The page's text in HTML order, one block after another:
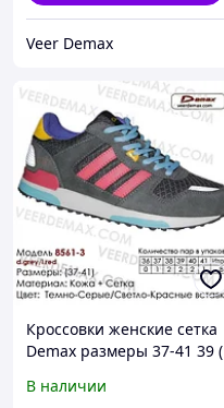
Veer Demax
Кроссовки женские сетка
Demax размеры 37-41 39 (
В наличии